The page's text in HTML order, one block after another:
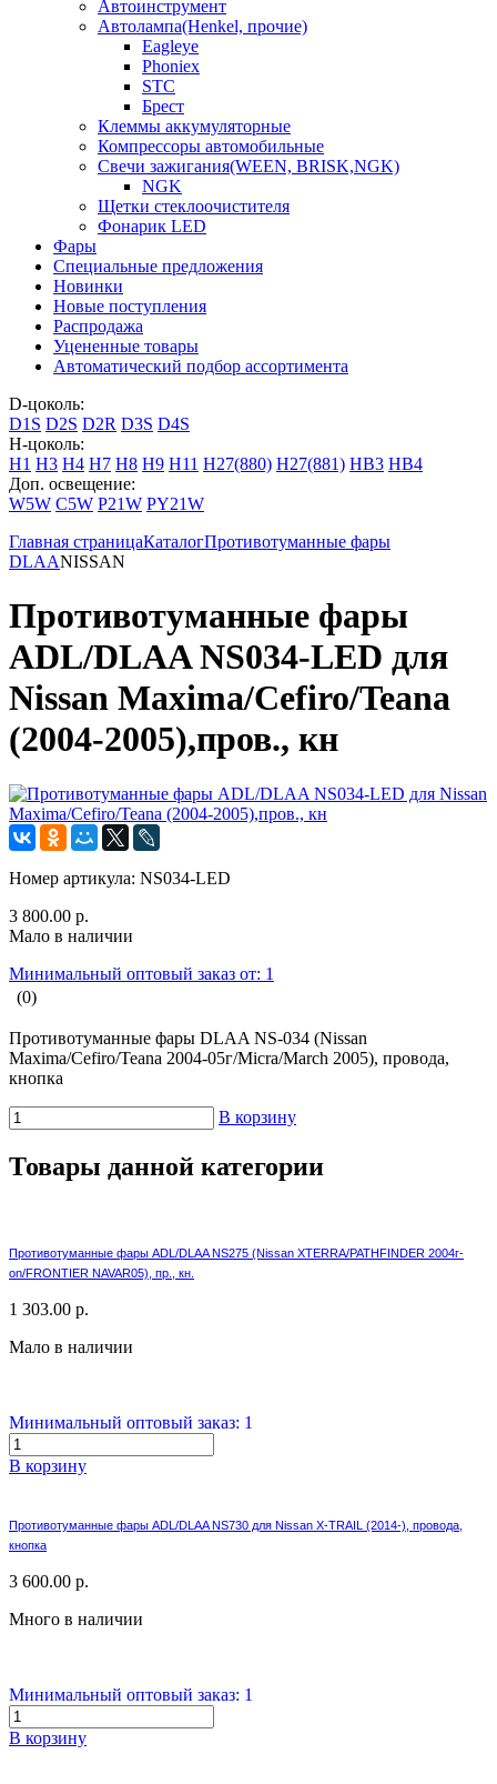
Автоинструмент
Автолампа(Henkel, прочие)
Eagleye
Phoniex
STC
Брест
Клеммы аккумуляторные
Компрессоры автомобильные
Свечи зажигания(WEEN, BRISK,NGK)
NGK
Щетки стеклоочистителя
Фонарик LED
Фары
Специальные предложения
Новинки
Новые поступления
Распродажа
Уцененные товары
Автоматический подбор ассортимента
D-цоколь:
D1S D2S D2R D3S D4S
H-цоколь:
H1 H3 H4 H7 H8 H9 H11 H27(880) H27(881) HB3 HB4
Доп. освещение:
W5W C5W P21W PY21W
Главная страницаКаталогПротивотуманные фары
DLAANISSAN
Противотуманные фары
ADL/DLAA NS034-LED для
Nissan Maxima/Cefiro/Teana
(2004-2005),пров., кн
Номер артикула: NS034-LED
3 800.00 р.
Мало в наличии
Минимальный оптовый заказ от: 1
(0)
Противотуманные фары DLAA NS-034 (Nissan
Maxima/Cefiro/Teana 2004-05г/Micra/March 2005), провода,
кнопка
В корзину
Товары данной категории
Противотуманные фары ADL/DLAA NS275 (Nissan XTERRA/PATHFINDER 2004г-
on/FRONTIER NAVAR05), пр., кн.
1 303.00 р.
Мало в наличии
Минимальный оптовый заказ: 1
В корзину
Противотуманные фары ADL/DLAA NS730 для Nissan X-TRAIL (2014-), провода,
кнопка
3 600.00 р.
Много в наличии
Минимальный оптовый заказ: 1
В корзину